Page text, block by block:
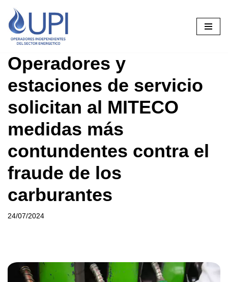
Saltar
al
Operadores y
estaciones de servicio
solicitan al MITECO
medidas más
contundentes contra el
fraude de los
carburantes
24/07/2024